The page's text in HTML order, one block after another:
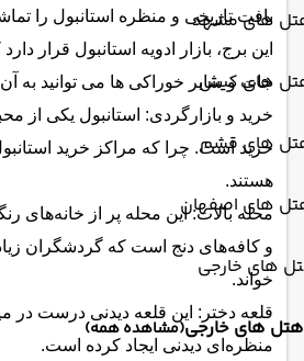
های مشهد
های کیش
های قشم
های اصفهان
های خارجی
هتل های خارجی(مشاهده همه)
بافت تاریخی و منظره استانبول را
این برج، بازار ادویه استانبول قرار
جات و سایر خوراکی ها می توانید به
خرید و بازارگردی: استانبول یکی از
خرید است. چرا که مراکز خرید
هستند.
محله بالات: این محله پر از خانه‌های
و کافه‌های دنج است که گردشگران
خواند.
قلعه دختر: این قلعه دیدنی درست در
منظره‌ای دیدنی ایجاد کرده است.